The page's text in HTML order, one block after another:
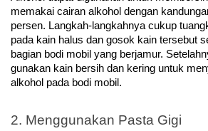
memakai cairan alkohol dengan
persen. Langkah-langkahnya cukup
pada kain halus dan gosok kain tersebut
bagian bodi mobil yang berjamur.
gunakan kain bersih dan kering untuk
alkohol pada bodi mobil.
2. Menggunakan Pasta Gigi